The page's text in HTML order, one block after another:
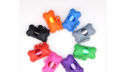
produs
are
mai
multe
variații.